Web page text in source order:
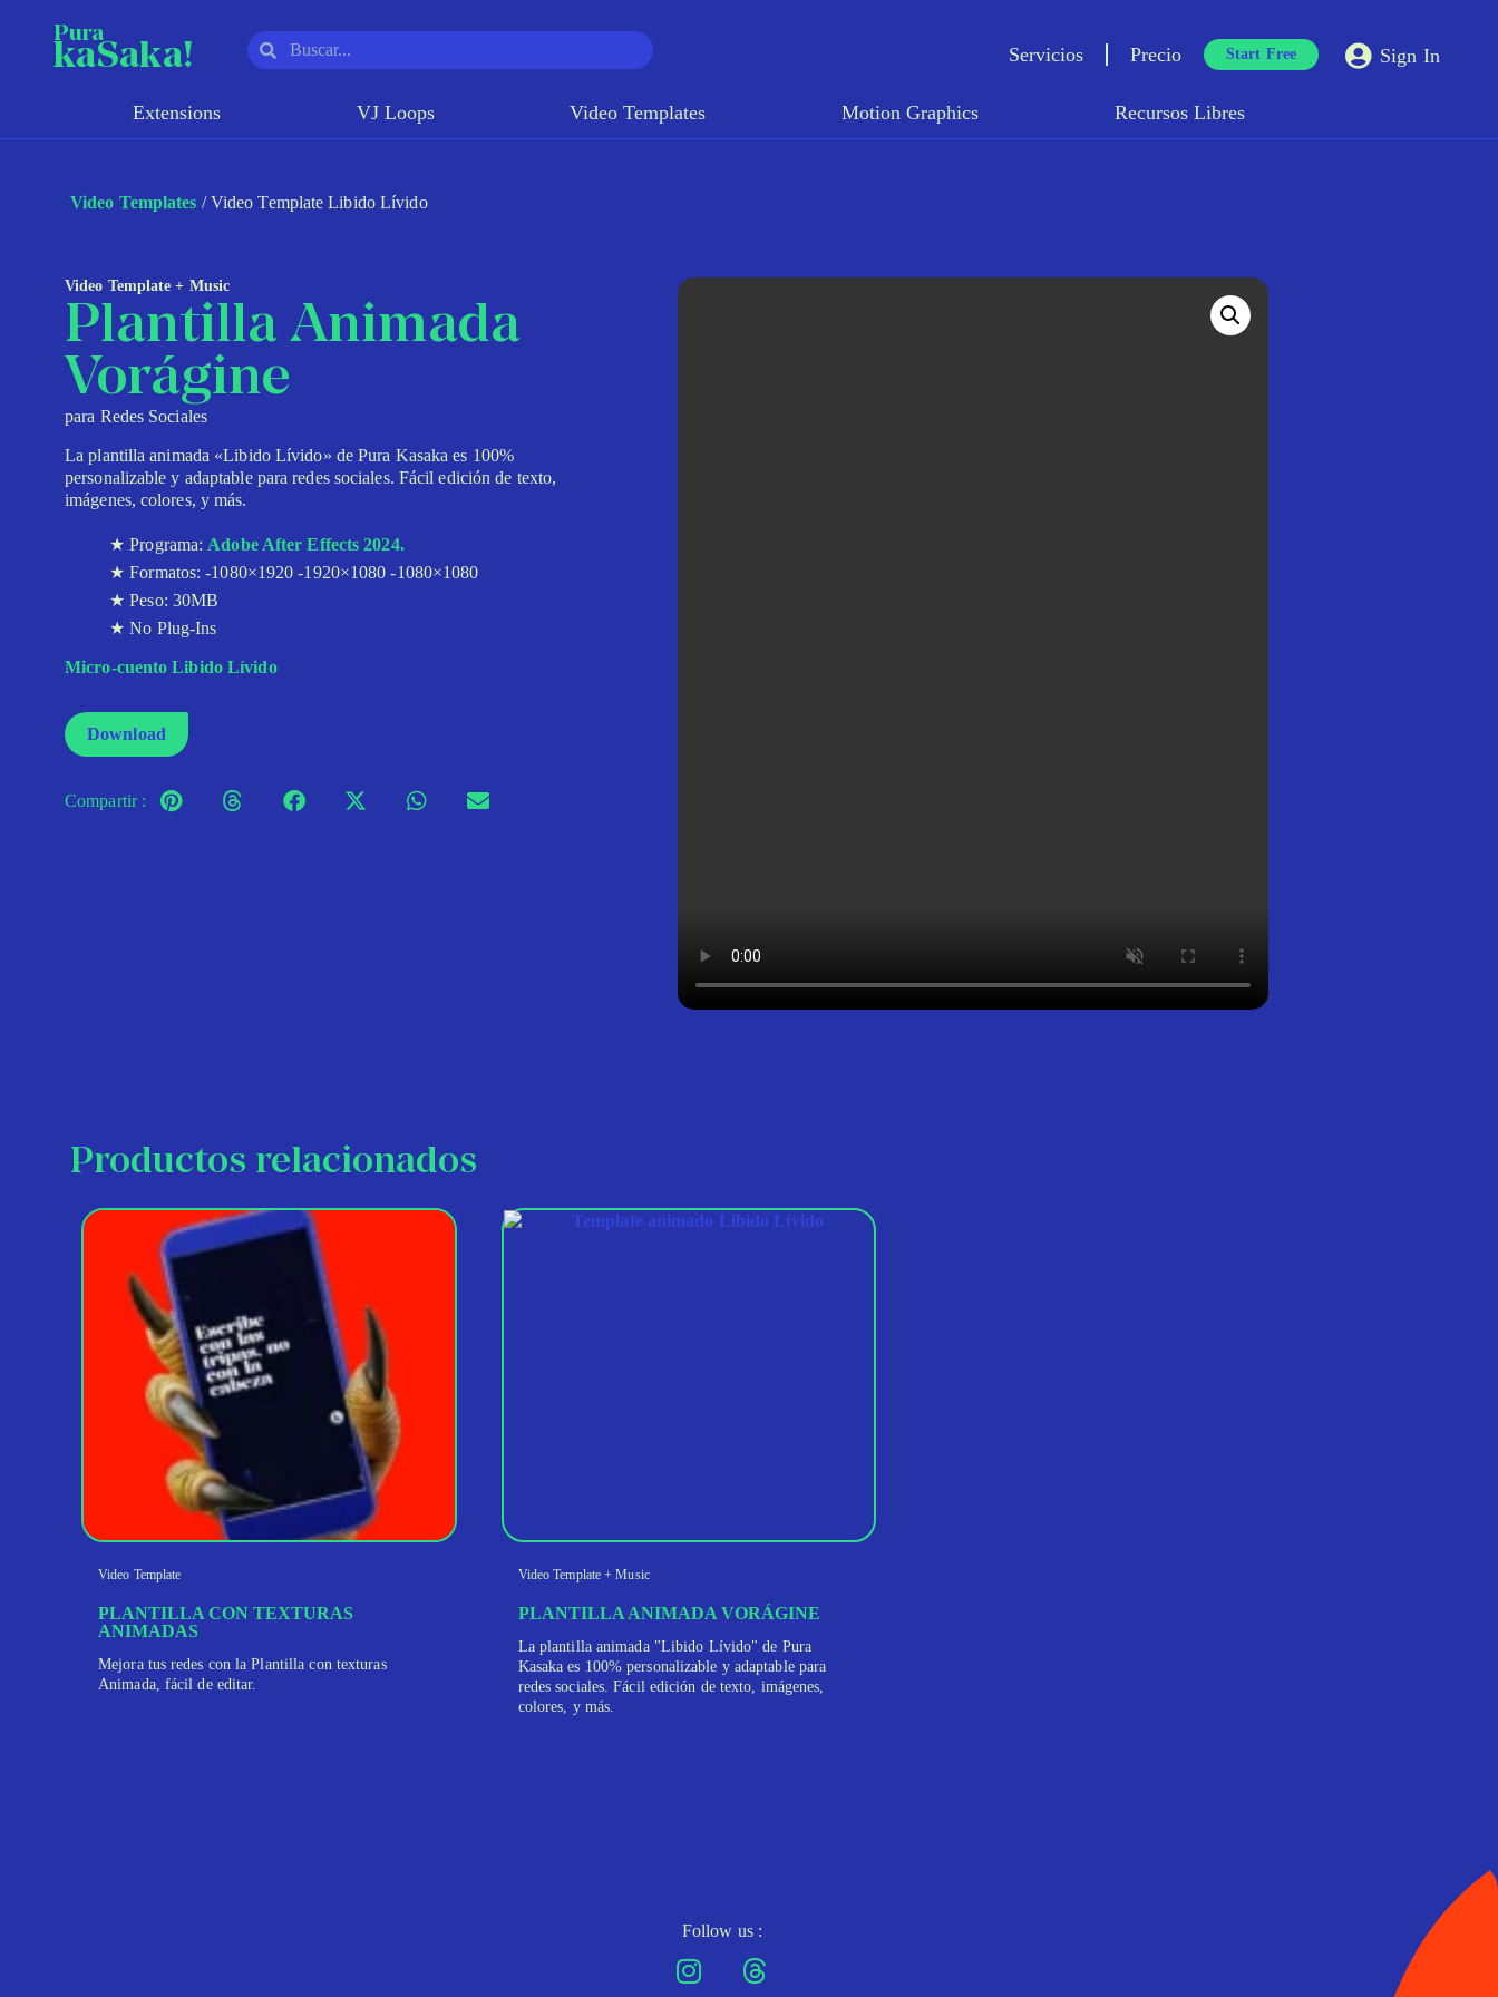
Pura
kaSaka! Servicios Precio Start Free Sign In
Extensions VJ Loops Video Templates Motion Graphics Recursos Libres
Video Templates / Video Template Libido Lívido
Video Template + Music
Plantilla Animada
Vorágine
para Redes Sociales
La plantilla animada «Libido Lívido» de Pura Kasaka es 100%
personalizable y adaptable para redes sociales. Fácil edición de texto,
imágenes, colores, y más.
Programa: Adobe After Effects 2024.
Formatos: -1080×1920 -1920×1080 -1080×1080
Peso: 30MB
No Plug-Ins
Micro-cuento Libido Lívido
Download
Compartir :
Productos relacionados
Video Template
PLANTILLA CON TEXTURAS
ANIMADAS
Mejora tus redes con la Plantilla con texturas
Animada, fácil de editar.
Video Template + Music
PLANTILLA ANIMADA VORÁGINE
La plantilla animada "Libido Lívido" de Pura
Kasaka es 100% personalizable y adaptable para
redes sociales. Fácil edición de texto, imágenes,
colores, y más.
Follow us :